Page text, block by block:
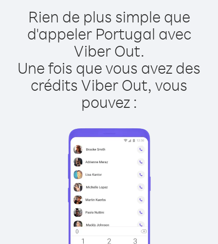
Rien de plus simple que
d'appeler Portugal avec
Viber Out.
Une fois que vous avez des
crédits Viber Out, vous
pouvez :